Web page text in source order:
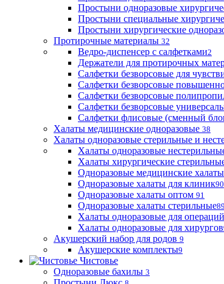
Простыни одноразовые
Простыни специальные
Простыни хирургические
Протирочные материалы 32
Ведро-диспенсер с салфетками2
Держатели для протирочных
Салфетки безворсовые для
Салфетки безворсовые
Салфетки безворсовые
Салфетки безворсовые
Салфетки флисовые (сменный
Халаты медицинские одноразовые 38
Халаты одноразовые стерильные и
Халаты одноразовые
Халаты хирургические
Одноразовые медицинские
Одноразовые халаты для клиник90
Одноразовые халаты оптом 91
Одноразовые халаты стерильные89
Халаты одноразовые для операций
Халаты одноразовые для хирургов
Акушерский набор для родов 9
Акушерские комплекты9
Чистовье
Одноразовые бахилы 3